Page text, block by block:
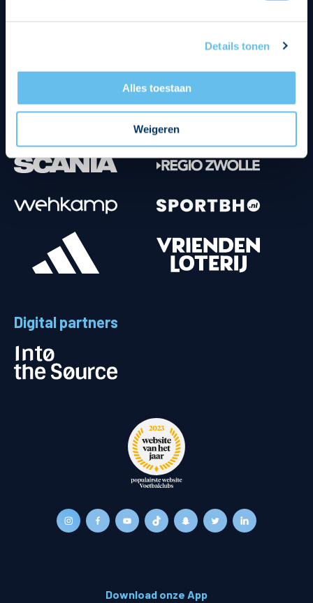
Details tonen
Alles toestaan
Weigeren
Digital partners
Download onze App